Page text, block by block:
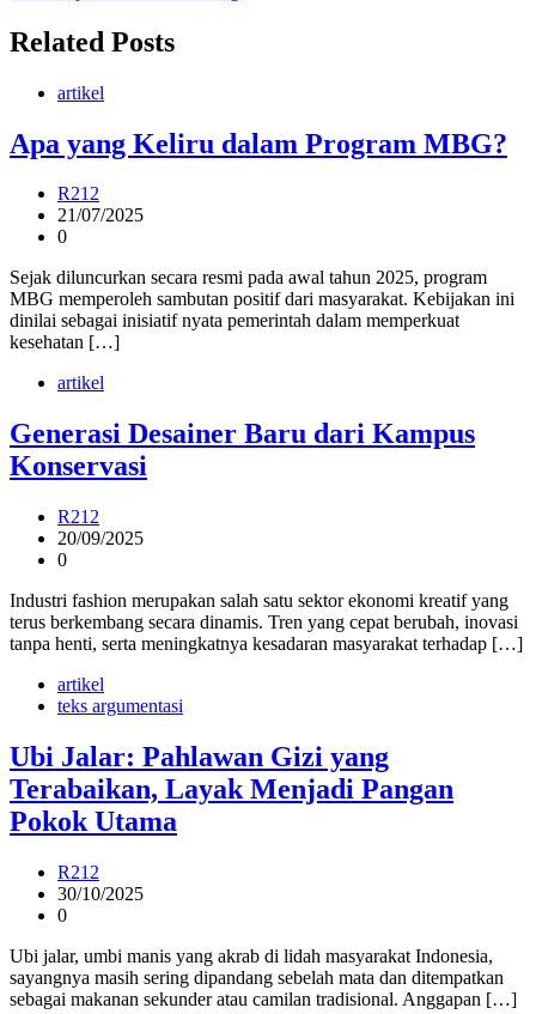
Related Posts
artikel
Apa yang Keliru dalam Program MBG?
R212
21/07/2025
0
Sejak diluncurkan secara resmi pada awal tahun 2025, program
MBG memperoleh sambutan positif dari masyarakat. Kebijakan ini
dinilai sebagai inisiatif nyata pemerintah dalam memperkuat
kesehatan […]
artikel
Generasi Desainer Baru dari Kampus
Konservasi
R212
20/09/2025
0
Industri fashion merupakan salah satu sektor ekonomi kreatif yang
terus berkembang secara dinamis. Tren yang cepat berubah, inovasi
tanpa henti, serta meningkatnya kesadaran masyarakat terhadap […]
artikel
teks argumentasi
Ubi Jalar: Pahlawan Gizi yang
Terabaikan, Layak Menjadi Pangan
Pokok Utama
R212
30/10/2025
0
Ubi jalar, umbi manis yang akrab di lidah masyarakat Indonesia,
sayangnya masih sering dipandang sebelah mata dan ditempatkan
sebagai makanan sekunder atau camilan tradisional. Anggapan […]